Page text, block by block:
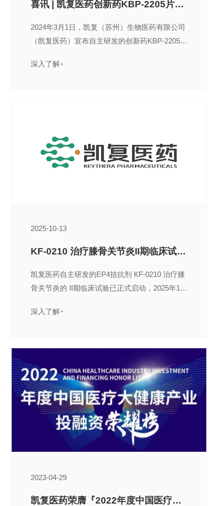
喜讯 | 凯复医药创新药KBP-2205片临床试验获得NMPA批准
2024年3月1日，凯复（苏州）生物医药有限公司
（凯复医药）宣布自主研发的创新药KBP-2205片
（NMPA）的批准。
深入了解
2025-10-13
KF-0210 治疗膝骨关节炎II期临床试验启动
凯复医药自主研发的EP4拮抗剂 KF‑0210 治疗膝
骨关节炎的 II期临床试验已正式启动，2025年10
深入了解
2023-04-29
凯复医药荣膺『2022年度中国医疗大健康投融资荣耀榜最佳新锐奖TOP15 』